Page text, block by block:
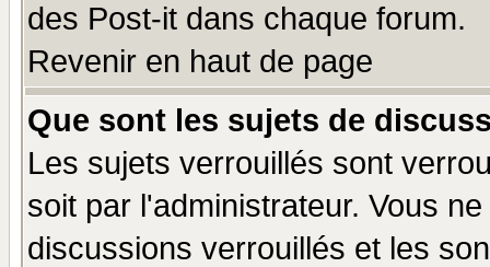
des Post-it dans chaque forum.
Revenir en haut de page
Que sont les sujets de
Les sujets verrouillés sont
soit par l'administrateur. Vous
discussions verrouillés et les